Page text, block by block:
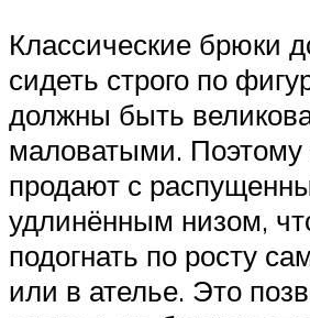
Классические брюки
сидеть строго по
должны быть
маловатыми.
продают с
удлинённым низом,
подогнать по росту
или в ателье. Это